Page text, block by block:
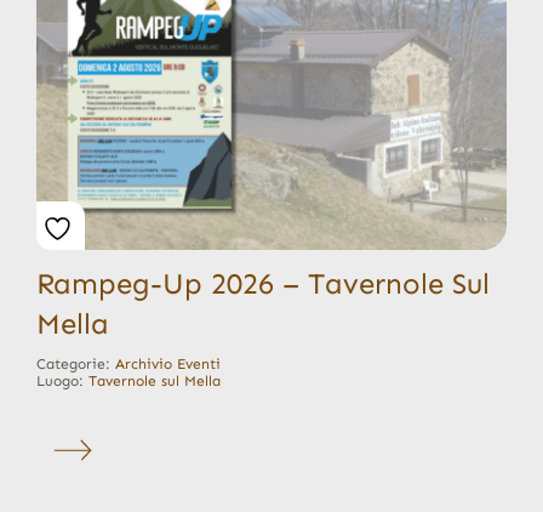
Rampeg-Up 2026 – Tavernole Sul
Mella
Categorie: Archivio Eventi
Luogo: Tavernole sul Mella